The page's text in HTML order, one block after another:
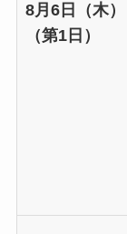
8月6日（木）
（第1日）